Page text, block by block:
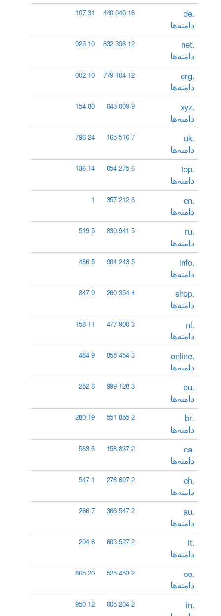
.de
دامنه‌ها
16 040 440
31 107
.net
دامنه‌ها
12 398 832
10 925
.org
دامنه‌ها
12 104 779
10 002
.xyz
دامنه‌ها
9 009 043
80 154
.uk
دامنه‌ها
7 516 165
24 796
.top
دامنه‌ها
6 275 054
14 136
.cn
دامنه‌ها
6 212 357
1
.ru
دامنه‌ها
5 941 830
5 519
.info
دامنه‌ها
5 243 904
5 486
.shop
دامنه‌ها
4 354 260
9 847
.nl
دامنه‌ها
3 900 477
11 158
.online
دامنه‌ها
3 454 858
9 484
.eu
دامنه‌ها
3 128 999
8 252
.br
دامنه‌ها
2 855 551
19 280
.ca
دامنه‌ها
2 837 158
6 583
.ch
دامنه‌ها
2 607 276
1 547
.au
دامنه‌ها
2 547 366
7 266
.it
دامنه‌ها
2 527 603
6 204
.co
دامنه‌ها
2 453 525
20 865
.in
2 204 005
12 950